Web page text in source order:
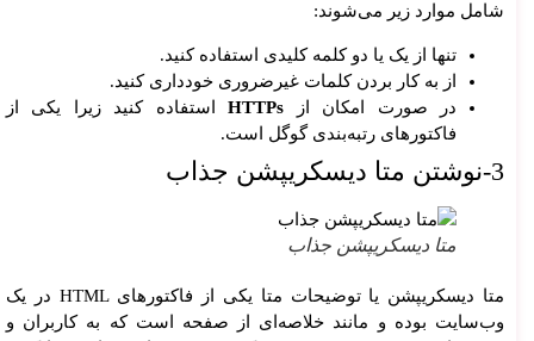
شامل موارد زیر می‌شوند:
تنها از یک یا دو کلمه کلیدی استفاده کنید.
از به کار بردن کلمات غیرضروری خودداری کنید.
در صورت امکان از HTTPsاستفاده کنید زیرا یکی از
فاکتورهای رتبه‌بندی گوگل است.
3-نوشتن متا دیسکریپشن جذاب
متا دیسکریپشن جذاب
متا دیسکریپشن یا توضیحات متا یکی از فاکتورهای HTML در یک
وب‌سایت بوده و مانند خلاصه‌ای از صفحه است که به کاربران و